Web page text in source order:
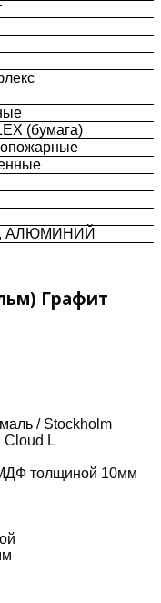
(бумага)
АЛЮМИНИЙ
Графит
/ Stockholm
Cloud L
толщиной 10мм